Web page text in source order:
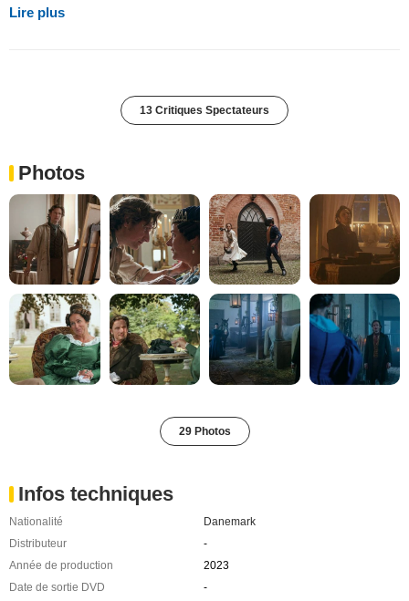
Lire plus
13 Critiques Spectateurs
Photos
29 Photos
Infos techniques
Nationalité
Danemark
Distributeur
-
Année de production
2023
Date de sortie DVD
-